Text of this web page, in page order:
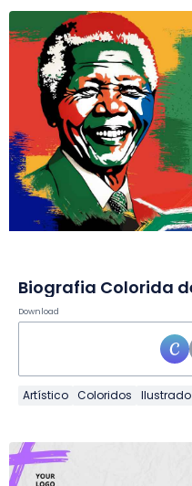
Download
Artístico Coloridos Ilustrado